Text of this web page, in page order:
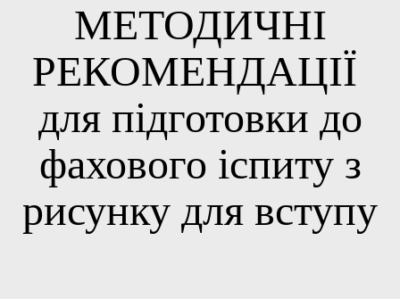
МЕТОДИЧНІ
РЕКОМЕНДАЦІЇ
для підготовки до
фахового іспиту з
рисунку для вступу